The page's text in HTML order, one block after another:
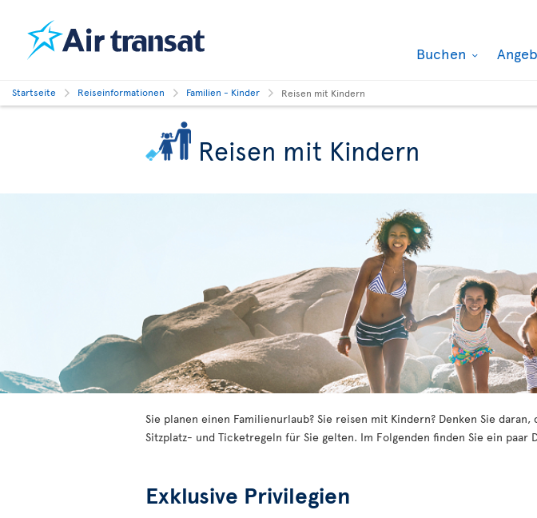
Buchen
Startseite Reiseinformationen Familien - Kinder Reisen mit Kindern
Reisen mit Kindern
Sie planen einen Familienurlaub? Sie reisen mit Kindern? Denken Sie
Sitzplatz- und Ticketregeln für Sie gelten. Im Folgenden finden Sie ein paar
Exklusive Privilegien